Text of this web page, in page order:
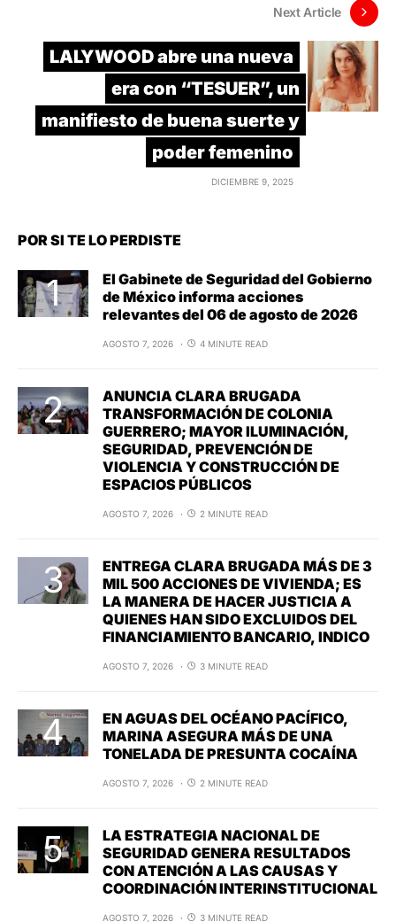
Next Article
LALYWOOD abre una nueva
era con “TESUER”, un
manifiesto de buena suerte y
poder femenino
DICIEMBRE 9, 2025
POR SI TE LO PERDISTE
El Gabinete de Seguridad del Gobierno
de México informa acciones
relevantes del 06 de agosto de 2026
AGOSTO 7, 2026 4 MINUTE READ
ANUNCIA CLARA BRUGADA
TRANSFORMACIÓN DE COLONIA
GUERRERO; MAYOR ILUMINACIÓN,
SEGURIDAD, PREVENCIÓN DE
VIOLENCIA Y CONSTRUCCIÓN DE
ESPACIOS PÚBLICOS
AGOSTO 7, 2026 2 MINUTE READ
ENTREGA CLARA BRUGADA MÁS DE 3
MIL 500 ACCIONES DE VIVIENDA; ES
LA MANERA DE HACER JUSTICIA A
QUIENES HAN SIDO EXCLUIDOS DEL
FINANCIAMIENTO BANCARIO, INDICO
AGOSTO 7, 2026 3 MINUTE READ
EN AGUAS DEL OCÉANO PACÍFICO,
MARINA ASEGURA MÁS DE UNA
TONELADA DE PRESUNTA COCAÍNA
AGOSTO 7, 2026 2 MINUTE READ
LA ESTRATEGIA NACIONAL DE
SEGURIDAD GENERA RESULTADOS
CON ATENCIÓN A LAS CAUSAS Y
COORDINACIÓN INTERINSTITUCIONAL
AGOSTO 7, 2026 3 MINUTE READ